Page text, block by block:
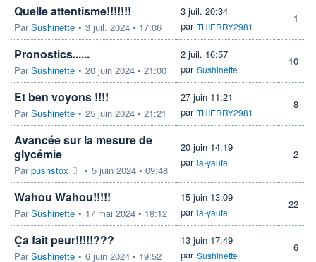
Quelle attentisme!!!!!!!
ParSushinette • 3 juil. 2024 • 17:06
3 juil. 20:34
par THIERRY2981
1
Pronostics......
ParSushinette • 20 juin 2024 • 21:00
2 juil. 16:57
par Sushinette
10
Et ben voyons !!!!
ParSushinette • 25 juin 2024 • 21:21
27 juin 11:21
par THIERRY2981
8
Avancée sur la mesure de
glycémie
Parpushstox • 5 juin 2024 • 09:48
20 juin 14:19
par la-yaute
2
Wahou Wahou!!!!!
ParSushinette • 17 mai 2024 • 18:12
15 juin 13:09
par la-yaute
22
Ça fait peur!!!!!???
ParSushinette • 6 juin 2024 • 19:52
13 juin 17:49
par Sushinette
6